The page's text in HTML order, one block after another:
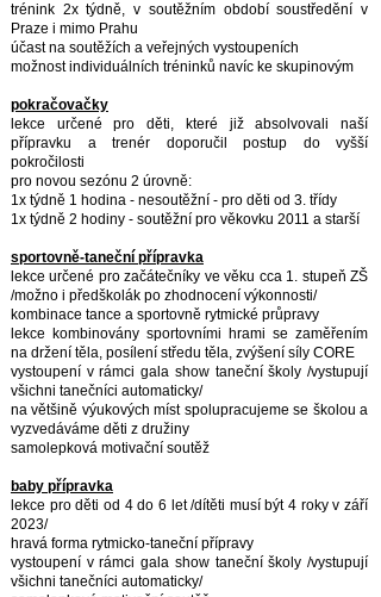
trénink 2x týdně, v soutěžním období soustředění v
Praze i mimo Prahu
účast na soutěžích a veřejných vystoupeních
možnost individuálních tréninků navíc ke skupinovým
pokračovačky
lekce určené pro děti, které již absolvovali naší
přípravku a trenér doporučil postup do vyšší
pokročilosti
pro novou sezónu 2 úrovně:
1x týdně 1 hodina - nesoutěžní - pro děti od 3. třídy
1x týdně 2 hodiny - soutěžní pro věkovku 2011 a starší
sportovně-taneční přípravka
lekce určené pro začátečníky ve věku cca 1. stupeň ZŠ
/možno i předškolák po zhodnocení výkonnosti/
kombinace tance a sportovně rytmické průpravy
lekce kombinovány sportovními hrami se zaměřením
na držení těla, posílení středu těla, zvýšení síly CORE
vystoupení v rámci gala show taneční školy /vystupují
všichni tanečníci automaticky/
na většině výukových míst spolupracujeme se školou a
vyzvedáváme děti z družiny
samolepková motivační soutěž
baby přípravka
lekce pro děti od 4 do 6 let /dítěti musí být 4 roky v září
2023/
hravá forma rytmicko-taneční přípravy
vystoupení v rámci gala show taneční školy /vystupují
všichni tanečníci automaticky/